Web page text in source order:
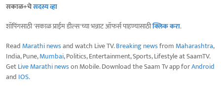
सकाळ+चेसदस्य व्हा
शॉपिंगसाठी 'सकाळ प्राईम डील्स'च्या भन्नाट ऑफर्स पाहण्यासाठीक्लिक करा.
Read Marathi newsand watch Live TV.Breaking newsfrom Maharashtra,
India, Pune,Mumbai, Politics, Entertainment, Sports, Lifestyle at SaamTV.
GetLive Marathi newson Mobile. Download the Saam Tv app forAndroid
and IOS.